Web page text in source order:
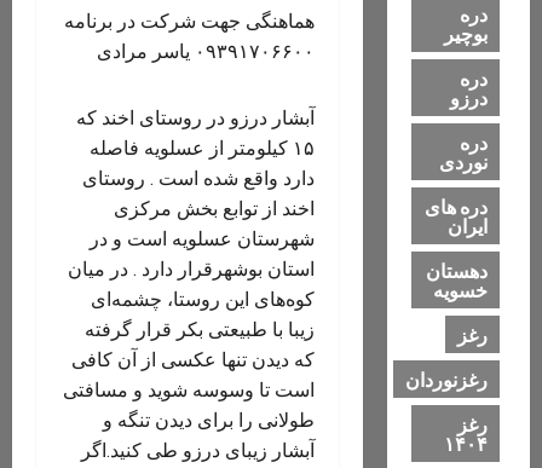
هماهنگی جهت شرکت در برنامه
۰۹۳۹۱۷۰۶۶۰۰ یاسر مرادی
آبشار درزو در روستای اخند که
۱۵ کیلومتر از عسلویه فاصله
دارد واقع شده است . روستای
اخند از توابع بخش مرکزی
شهرستان عسلویه است و در
استان بوشهرقرار دارد . در میان
کوه‌های این روستا، چشمه‌ای
زیبا با طبیعتی بکر قرار گرفته
که دیدن تنها عکسی از آن کافی
ا‌ست تا وسوسه شوید و مسافتی
طولانی را برای دیدن تنگه و
آبشار زیبای درزو طی کنید.اگر
دره
بوچیر
دره
درزو
دره
نوردی
دره های
ایران
دهستان
خسویه
رغز
رغزنوردان
رغز
۱۴۰۴